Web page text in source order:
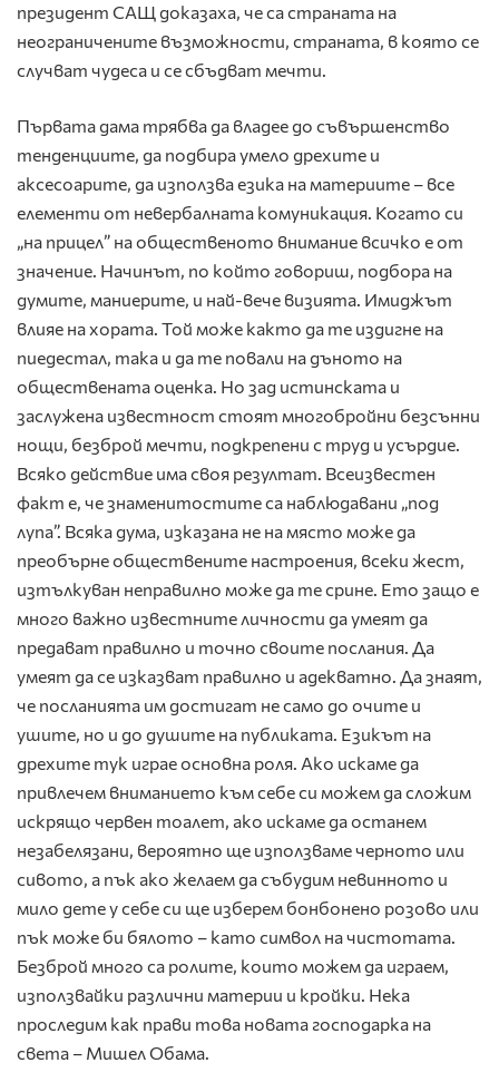
президент САЩ доказаха, че са страната на
неограничените възможности, страната, в която се
случват чудеса и се сбъдват мечти.
Първата дама трябва да владее до съвършенство
тенденциите, да подбира умело дрехите и
аксесоарите, да използва езика на материите – все
елементи от невербалната комуникация. Когато си
„на прицел” на общественото внимание всичко е от
значение. Начинът, по който говориш, подбора на
думите, маниерите, и най-вече визията. Имиджът
влияе на хората. Той може както да те издигне на
пиедестал, така и да те повали на дъното на
обществената оценка. Но зад истинската и
заслужена известност стоят многобройни безсънни
нощи, безброй мечти, подкрепени с труд и усърдие.
Всяко действие има своя резултат. Всеизвестен
факт е, че знаменитостите са наблюдавани „под
лупа”. Всяка дума, изказана не на място може да
преобърне обществените настроения, всеки жест,
изтълкуван неправилно може да те срине. Ето защо е
много важно известните личности да умеят да
предават правилно и точно своите послания. Да
умеят да се изказват правилно и адекватно. Да знаят,
че посланията им достигат не само до очите и
ушите, но и до душите на публиката. Езикът на
дрехите тук играе основна роля. Ако искаме да
привлечем вниманието към себе си можем да сложим
искрящо червен тоалет, ако искаме да останем
незабелязани, вероятно ще използваме черното или
сивото, а пък ако желаем да събудим невинното и
мило дете у себе си ще изберем бонбонено розово или
пък може би бялото – като символ на чистотата.
Безброй много са ролите, които можем да играем,
използвайки различни материи и кройки. Нека
проследим как прави това новата господарка на
света – Мишел Обама.